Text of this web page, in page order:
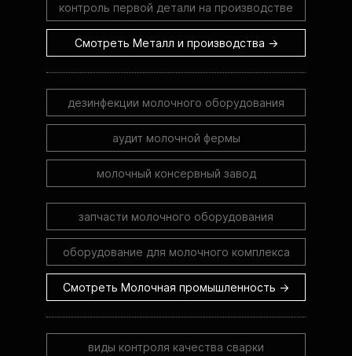
контроль первой детали на производстве
Смотреть Металл и производства →
дезинфекции молочного оборудования
аудит молочной фермы
молочный консервный завод
запчасти молочного оборудования
оборудование для молочного комплекса
Смотреть Молочная промышленность →
виды контроля качества сварки